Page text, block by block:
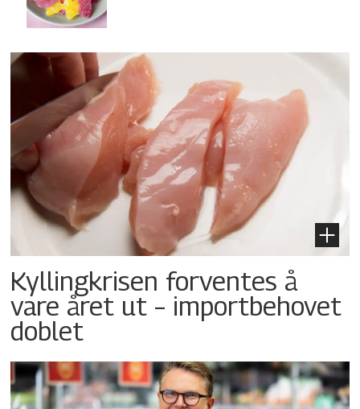
Kyllingkrisen forventes å
vare året ut – importbehovet
doblet